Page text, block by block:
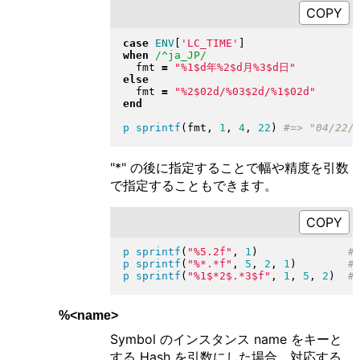
case ENV[ 'LC_TIME'
when
/^ja_JP/
  fmt
= "%1$d年%2$d月%3$d日 "
else
  fmt
= "%2$02d/%03$2d/%1$02d "
end
p
sprintf ( fmt, 1 , 4, 22 )
"*" の後に指定することで幅や精度を引数
で指定することもできます。
p sprintf ( "%5.2f " , 1 )
p
sprintf ( "%*.*f " , 5 , 2 , 1 )
p
sprintf ( "%1$*2$.*3$f " , 1 , 5 , 2 )
%<name>
Symbol のインスタンス name をキーと